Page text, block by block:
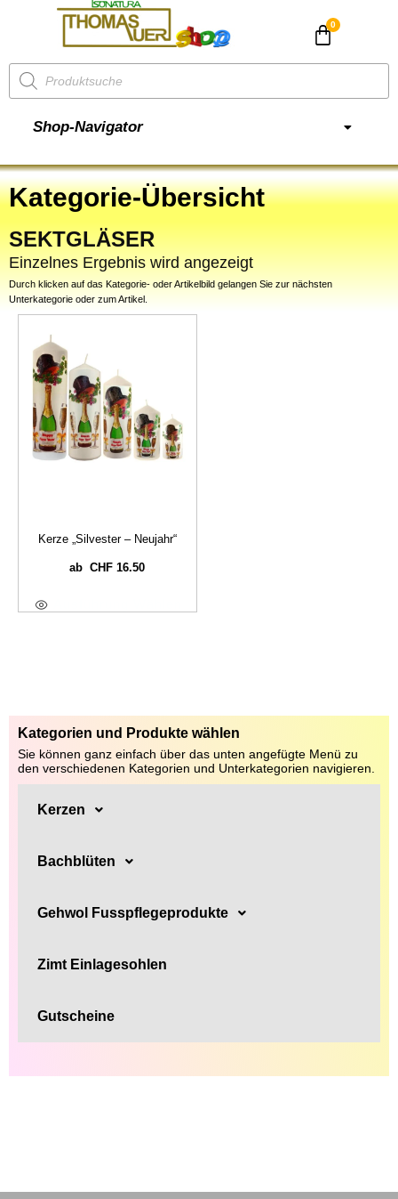
Shop-Navigator
Kategorie-Übersicht
SEKTGLÄSER
Einzelnes Ergebnis wird angezeigt
Durch klicken auf das Kategorie- oder Artikelbild gelangen Sie zur nächsten
Unterkategorie oder zum Artikel.
Kerze „Silvester – Neujahr“
abCHF 16.50
Kategorien und Produkte wählen
Sie können ganz einfach über das unten angefügte Menü zu
den verschiedenen Kategorien und Unterkategorien navigieren.
Kerzen
Bachblüten
Gehwol Fusspflegeprodukte
Zimt Einlagesohlen
Gutscheine